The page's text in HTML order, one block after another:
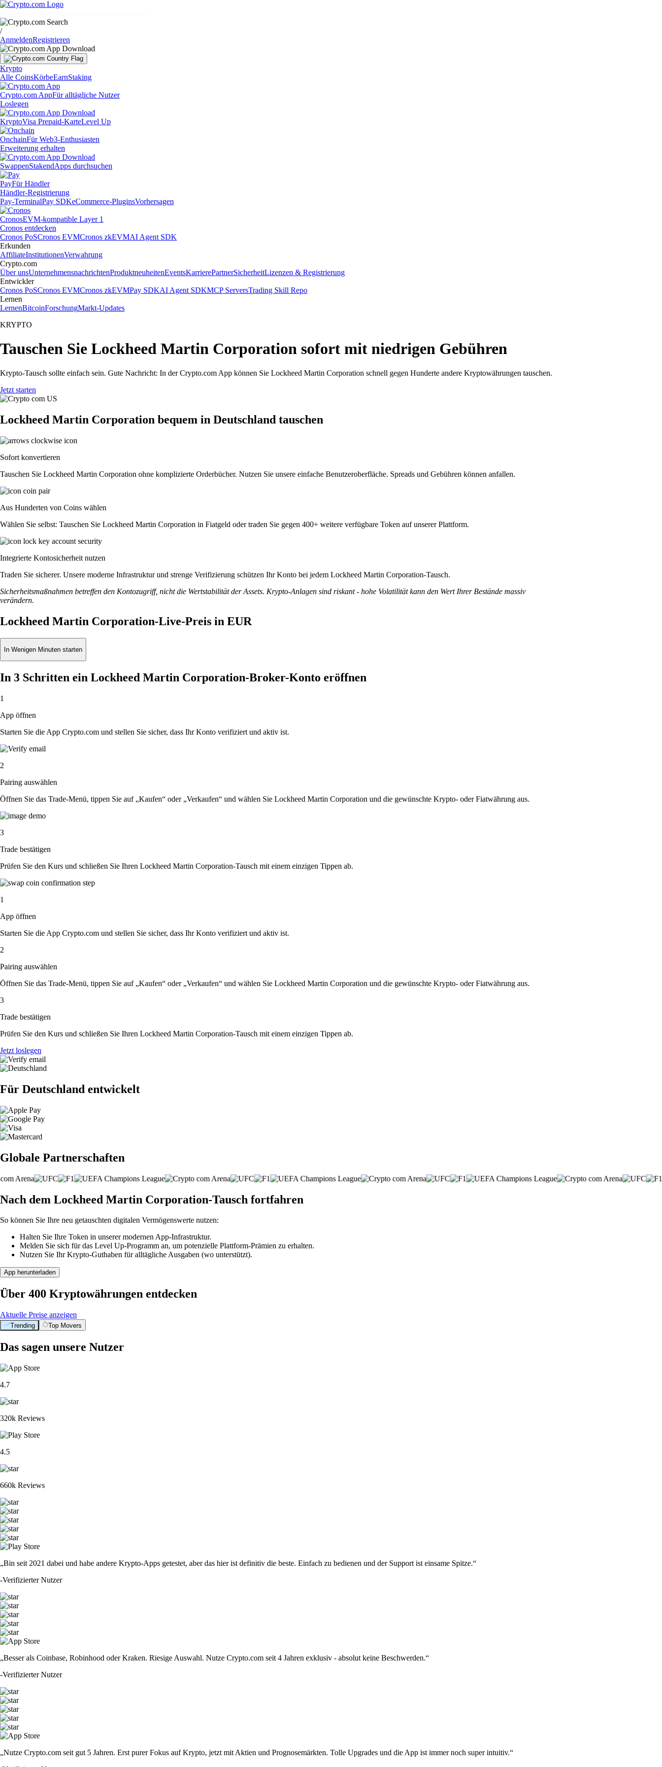
/
AnmeldenRegistrieren
Krypto
Alle CoinsKörbeEarnStaking
Crypto.com AppFür alltägliche Nutzer
Loslegen
KryptoVisa Prepaid-KarteLevel Up
OnchainFür Web3-Enthusiasten
Erweiterung erhalten
SwappenStakendApps durchsuchen
PayFür Händler
Händler-Registrierung
Pay-TerminalPay SDKeCommerce-PluginsVorhersagen
CronosEVM-kompatible Layer 1
Cronos entdecken
Cronos PoSCronos EVMCronos zkEVMAI Agent SDK
Erkunden
AffiliateInstitutionenVerwahrung
Crypto.com
Über unsUnternehmensnachrichtenProduktneuheitenEventsKarrierePartnerSicherheitLizenzen & Registrierung
Entwickler
Cronos PoSCronos EVMCronos zkEVMPay SDKAI Agent SDKMCP ServersTrading Skill Repo
Lernen
LernenBitcoinForschungMarkt-Updates
KRYPTO
Tauschen Sie Lockheed Martin Corporation sofort mit niedrigen Gebühren
Krypto-Tausch sollte einfach sein. Gute Nachricht: In der Crypto.com App können Sie Lockheed Martin Corporation schnell gegen Hunderte andere Kryptowährungen tauschen.
Jetzt starten
Lockheed Martin Corporation bequem in Deutschland tauschen
Sofort konvertieren
Tauschen Sie Lockheed Martin Corporation ohne komplizierte Orderbücher. Nutzen Sie unsere einfache Benutzeroberfläche. Spreads und Gebühren können anfallen.
Aus Hunderten von Coins wählen
Wählen Sie selbst: Tauschen Sie Lockheed Martin Corporation in Fiatgeld oder traden Sie gegen 400+ weitere verfügbare Token auf unserer Plattform.
Integrierte Kontosicherheit nutzen
Traden Sie sicherer. Unsere moderne Infrastruktur und strenge Verifizierung schützen Ihr Konto bei jedem Lockheed Martin Corporation-Tausch.
Sicherheitsmaßnahmen betreffen den Kontozugriff, nicht die Wertstabilität der Assets. Krypto-Anlagen sind riskant - hohe Volatilität kann den Wert Ihrer Bestände massiv
verändern.
Lockheed Martin Corporation-Live-Preis in EUR
In Wenigen Minuten starten
In 3 Schritten ein Lockheed Martin Corporation-Broker-Konto eröffnen
1
App öffnen
Starten Sie die App Crypto.com und stellen Sie sicher, dass Ihr Konto verifiziert und aktiv ist.
2
Pairing auswählen
Öffnen Sie das Trade-Menü, tippen Sie auf „Kaufen“ oder „Verkaufen“ und wählen Sie Lockheed Martin Corporation und die gewünschte Krypto- oder Fiatwährung aus.
3
Trade bestätigen
Prüfen Sie den Kurs und schließen Sie Ihren Lockheed Martin Corporation-Tausch mit einem einzigen Tippen ab.
1
App öffnen
Starten Sie die App Crypto.com und stellen Sie sicher, dass Ihr Konto verifiziert und aktiv ist.
2
Pairing auswählen
Öffnen Sie das Trade-Menü, tippen Sie auf „Kaufen“ oder „Verkaufen“ und wählen Sie Lockheed Martin Corporation und die gewünschte Krypto- oder Fiatwährung aus.
3
Trade bestätigen
Prüfen Sie den Kurs und schließen Sie Ihren Lockheed Martin Corporation-Tausch mit einem einzigen Tippen ab.
Jetzt loslegen
Für Deutschland entwickelt
Globale Partnerschaften
Nach dem Lockheed Martin Corporation-Tausch fortfahren
So können Sie Ihre neu getauschten digitalen Vermögenswerte nutzen:
Halten Sie Ihre Token in unserer modernen App-Infrastruktur.
Melden Sie sich für das Level Up-Programm an, um potenzielle Plattform-Prämien zu erhalten.
Nutzen Sie Ihr Krypto-Guthaben für alltägliche Ausgaben (wo unterstützt).
App herunterladen
Über 400 Kryptowährungen entdecken
Aktuelle Preise anzeigen
Trending Top Movers
Das sagen unsere Nutzer
4.7
320k Reviews
4.5
660k Reviews
„Bin seit 2021 dabei und habe andere Krypto-Apps getestet, aber das hier ist definitiv die beste. Einfach zu bedienen und der Support ist einsame Spitze.“
-Verifizierter Nutzer
„Besser als Coinbase, Robinhood oder Kraken. Riesige Auswahl. Nutze Crypto.com seit 4 Jahren exklusiv - absolut keine Beschwerden.“
-Verifizierter Nutzer
„Nutze Crypto.com seit gut 5 Jahren. Erst purer Fokus auf Krypto, jetzt mit Aktien und Prognosemärkten. Tolle Upgrades und die App ist immer noch super intuitiv.“